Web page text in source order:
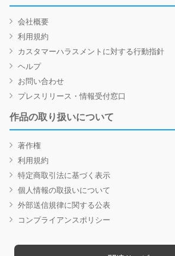
会社概要
利用規約
カスタマーハラスメントに対する行動指針
ヘルプ
お問い合わせ
プレスリリース・情報受付窓口
作品の取り扱いについて
著作権
利用規約
特定商取引法に基づく表示
個人情報の取扱いについて
外部送信規律に関する公表
コンプライアンスポリシー